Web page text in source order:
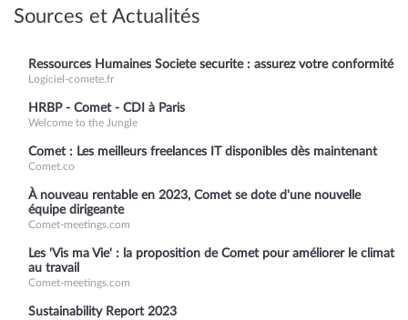
Sources et Actualités
Ressources Humaines Societe securite : assurez votre conformité
Logiciel-comete.fr
HRBP - Comet - CDI à Paris
Welcome to the Jungle
Comet : Les meilleurs freelances IT disponibles dès maintenant
Comet.co
À nouveau rentable en 2023, Comet se dote d'une nouvelle
équipe dirigeante
Comet-meetings.com
Les 'Vis ma Vie' : la proposition de Comet pour améliorer le climat
au travail
Comet-meetings.com
Sustainability Report 2023